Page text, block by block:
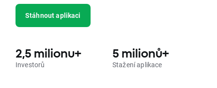
Stáhnout aplikaci
2,5 milionu+
Investorů
5 milionů+
Stažení aplikace